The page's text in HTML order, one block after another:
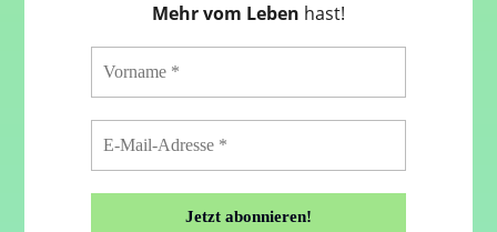
Mehr vom Leben hast!